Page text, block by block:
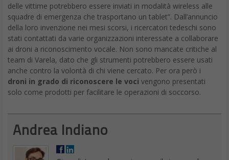
delle vittime potrebbero essere inviati in modalità wireless alle
squadre di emergenza che trasportano un tablet”. Dall’annuncio
della loro invenzione nei mesi scorsi, i ricercatori tedeschi sono
stati contattati da varie organizzazioni interessate a collaborare
ai droni a riconoscimento vocale. Non sono mancate critiche al
team di Varela, dato che gli strumenti potrebbero essere usati
anche contro la volontà di chi viene cercato. Per ora però i
droni in grado di riconoscere le voci vengono presentati
solo come prodotti per facilitare le operazioni di soccorso.
Andrea Indiano